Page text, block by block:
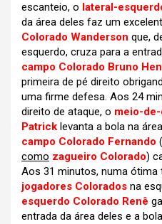
escanteio, o lateral-
da área deles faz um
Colorado Wanderson que,
esquerdo, cruza para a
campo Colorado Bruno
primeira de pé direito
uma firme defesa. Aos 24
direito de ataque, o meio-
Patrick levanta a bola na
campo Colorado Fernando (
como zagueiro Colorado)
Aos 31 minutos, numa
jogadores Colorados na
esquerdo Colorado Renê
entrada da área deles e a